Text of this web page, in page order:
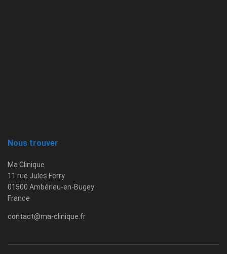
Nous trouver
Ma Clinique
11 rue Jules Ferry
01500 Ambérieu-en-Bugey
France
contact@ma-clinique.fr